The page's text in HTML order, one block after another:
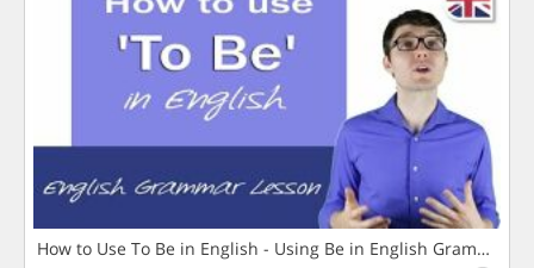
How to Use To Be in English - Using Be in English Grammar